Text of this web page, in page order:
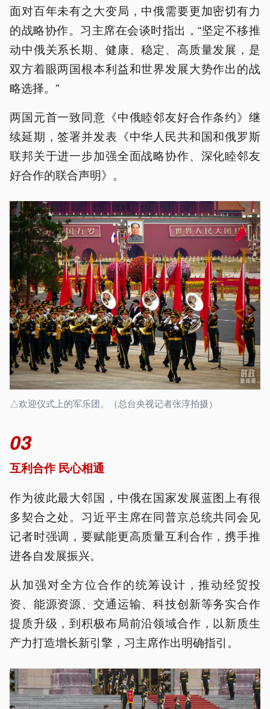
面对百年未有之大变局，中俄需要更加密切有力
的战略协作。习主席在会谈时指出，“坚定不移推
动中俄关系长期、健康、稳定、高质量发展，是
双方着眼两国根本利益和世界发展大势作出的战
略选择。”
两国元首一致同意《中俄睦邻友好合作条约》继
续延期，签署并发表《中华人民共和国和俄罗斯
联邦关于进一步加强全面战略协作、深化睦邻友
好合作的联合声明》。
△欢迎仪式上的军乐团。（总台央视记者张淳拍摄）
03
互利合作 民心相通
作为彼此最大邻国，中俄在国家发展蓝图上有很
多契合之处。习近平主席在同普京总统共同会见
记者时强调，要赋能更高质量互利合作，携手推
进各自发展振兴。
从加强对全方位合作的统筹设计，推动经贸投
资、能源资源、交通运输、科技创新等务实合作
提质升级，到积极布局前沿领域合作，以新质生
产力打造增长新引擎，习主席作出明确指引。